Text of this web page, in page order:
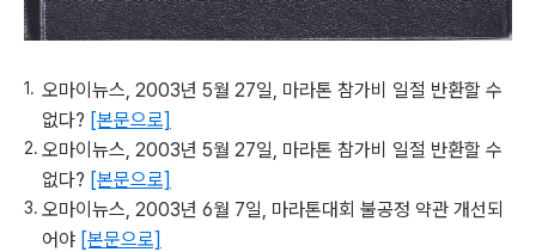
오마이뉴스, 2003년 5월 27일, 마라톤 참가비 일절 반환할 수
없다? [본문으로]
오마이뉴스, 2003년 5월 27일, 마라톤 참가비 일절 반환할 수
없다? [본문으로]
오마이뉴스, 2003년 6월 7일, 마라톤대회 불공정 약관 개선되
어야 [본문으로]